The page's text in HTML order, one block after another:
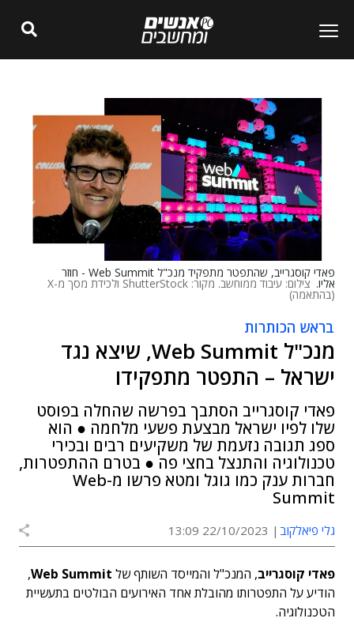
פאדי קוסגרייב, שהתפטר מתפקיד מנכ"ל Web Summit - חוזר
אליו. צילום: עיבוד ממוחשב. מקור: ShutterStock ולכידת מסך מ-X
(בהתאמה)
בראש הכותרות
מנכ"ל Web Summit, שיצא נגד
ישראל – התפטר מתפקידו
פאדי קוסגרייב הסתבך בפרשה שהחלה בפוסט
שלו לפיו ישראל מבצעת פשעי מלחמה ● הוא
ספג תגובה נזעמת של משקיעים רבים ובכירי
טכנולוגיה והתנצל בחצי פה ● בטרם ההתפטרות,
חברות ענק כמו גוגל ומטא פרשו מ-Web
Summit
גלי פיאלקוב 22/10/2023 13:09
פאדי קוסגרייב, המנכ"ל והמייסד השותף של Web Summit
,
הודיע על התפטרותו מהובלת אחד האירועים הבולטים בתעשיית
הטכנולוגיה.